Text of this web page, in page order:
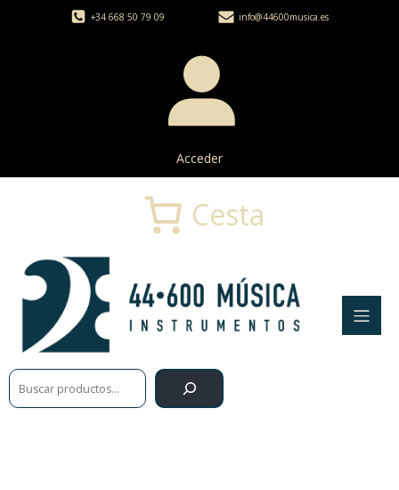
+34 668 50 79 09 info@44600musica.es
Acceder
Buscar
Cesta